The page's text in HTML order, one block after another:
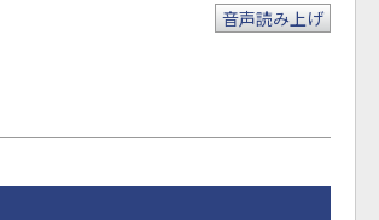
音声読み上げ